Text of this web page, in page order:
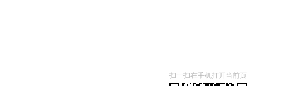
扫一扫在手机打开当前页